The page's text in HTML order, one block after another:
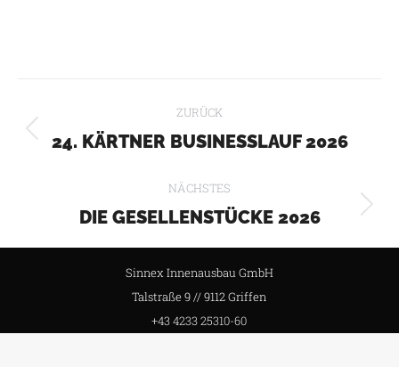
ZURÜCK
Vorheriger
24. KÄRTNER BUSINESSLAUF 2026
NÄCHSTES
Nächster
DIE GESELLENSTÜCKE 2026
Sinnex Innenausbau GmbH
Talstraße 9 // 9112 Griffen
+43 4233 25310-60